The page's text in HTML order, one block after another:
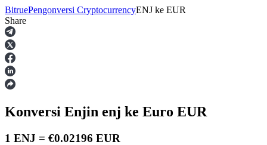
Berjangka
BitruePengonversi CryptocurrencyENJ ke EUR
Share
Konversi Enjin enj ke Euro EUR
1 ENJ = €0.02196 EUR